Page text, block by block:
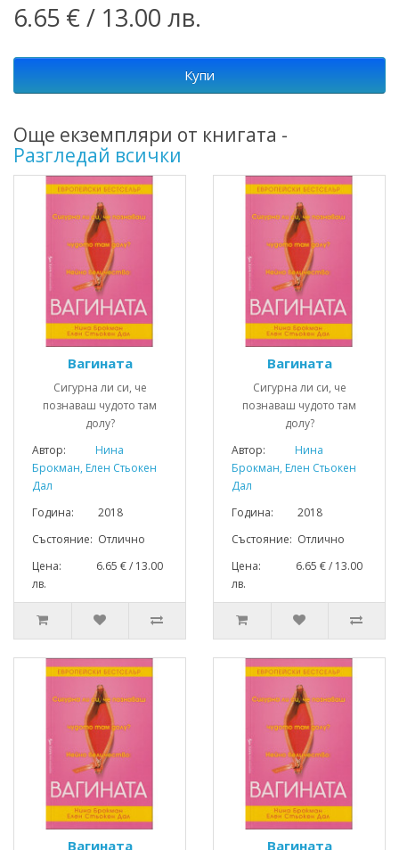
6.65 € / 13.00 лв.
Купи
Още екземпляри от книгата -
Разгледай всички
Вагината
Сигурна ли си, че
познаваш чудото там
долу?
Автор:
Нина
Брокман, Елен Стьокен
Дал
Година: 2018
Състояние: Отлично
Цена: 6.65 € / 13.00
лв.
Вагината
Сигурна ли си, че
познаваш чудото там
долу?
Автор:
Нина
Брокман, Елен Стьокен
Дал
Година: 2018
Състояние: Отлично
Цена: 6.65 € / 13.00
лв.
Вагината Вагината